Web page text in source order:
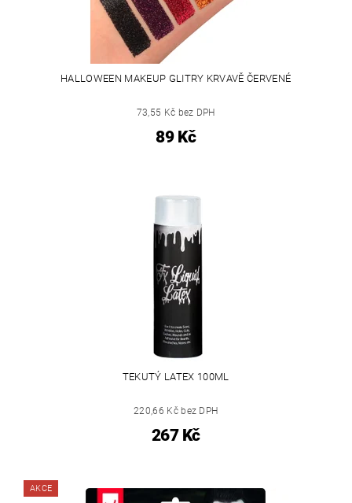
HALLOWEEN MAKEUP GLITRY KRVAVĚ ČERVENÉ
73,55 Kč bez DPH
89 Kč
TEKUTÝ LATEX 100ML
220,66 Kč bez DPH
267 Kč
AKCE